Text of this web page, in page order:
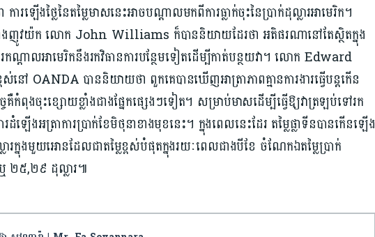
រឡើងថ្លៃនៃតម្លៃមាសនេះអាចបណ្តាលមកពីការធ្លាក់ចុះនៃប្រាក់ដុល្លារអាមេរិក។
ាងញូវយ៉ក លោក John Williams ក៏បាននិយាយដែរថា អតិផរណានៅតែស្ថិតក្នុង
ណ្តាលអាមេរិកនឹងរកវិធានការបន្ថែមទៀតដើម្បីកាត់បន្ថយវា។ លោក Edward
ស់នៅ OANDA បាននិយាយថា ពួកគេបានឃើញអាត្រាភាពគ្មានការងារធ្វើបន្តកើន
គឺកំពុងចុះខ្សោយខ្លាំងជាងផ្នែកផ្សេងៗទៀត។ សម្រាប់មាសដើម្បីធ្វើឱ្យវាត្រឡប់ទៅរក
ឡើងអត្រាការប្រាក់ខែមិថុនាខាងមុខនេះ។ ក្នុងពេលនេះដែរ តម្លៃផ្លាទីនបានកើនឡើង
នុងមួយអោនដែលជាតម្លៃខ្ពស់បំផុតក្នុងរយៈពេលជាងបីខែ ចំណែកឯតម្លៃប្រាក់
២៥,២៩ ដុល្លារ៕